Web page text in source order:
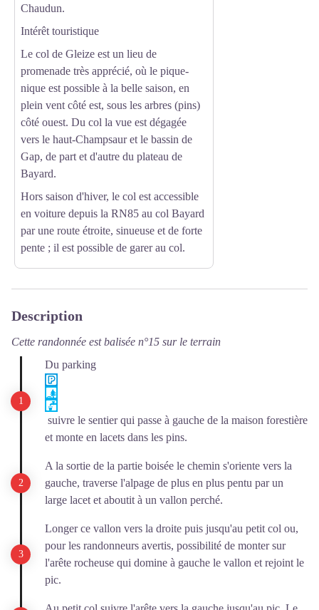
Chaudun.
Intérêt touristique
Le col de Gleize est un lieu de
promenade très apprécié, où le pique-
nique est possible à la belle saison, en
plein vent côté est, sous les arbres (pins)
côté ouest. Du col la vue est dégagée
vers le haut-Champsaur et le bassin de
Gap, de part et d'autre du plateau de
Bayard.
Hors saison d'hiver, le col est accessible
en voiture depuis la RN85 au col Bayard
par une route étroite, sinueuse et de forte
pente ; il est possible de garer au col.
Description
Cette randonnée est balisée n°15 sur le terrain
Du parking
suivre le sentier qui passe à gauche de la maison forestière
et monte en lacets dans les pins.
A la sortie de la partie boisée le chemin s'oriente vers la
gauche, traverse l'alpage de plus en plus pentu par un
large lacet et aboutit à un vallon perché.
Longer ce vallon vers la droite puis jusqu'au petit col ou,
pour les randonneurs avertis, possibilité de monter sur
l'arête rocheuse qui domine à gauche le vallon et rejoint le
pic.